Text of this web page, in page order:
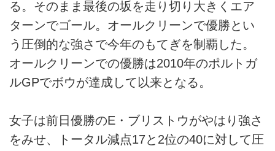
る。そのまま最後の坂を走り切り大きくエア
ターンでゴール。オールクリーンで優勝とい
う圧倒的な強さで今年のもてぎを制覇した。
オールクリーンでの優勝は2010年のポルトガ
ルGPでボウが達成して以来となる。
女子は前日優勝のE・ブリストウがやはり強さ
をみせ、トータル減点17と2位の40に対して圧